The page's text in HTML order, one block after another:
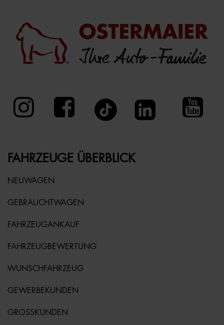
FAHRZEUGE ÜBERBLICK
NEUWAGEN
GEBRAUCHTWAGEN
FAHRZEUGANKAUF
FAHRZEUGBEWERTUNG
WUNSCHFAHRZEUG
GEWERBEKUNDEN
GROSSKUNDEN